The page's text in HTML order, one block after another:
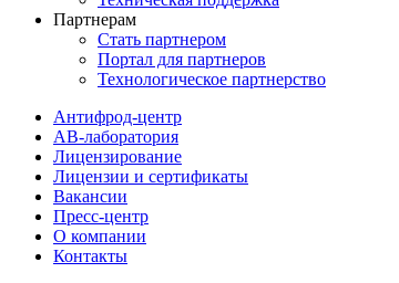
Партнерам
Стать партнером
Портал для партнеров
Технологическое партнерство
Антифрод-центр
АВ-лаборатория
Лицензирование
Лицензии и сертификаты
Вакансии
Пресс-центр
О компании
Контакты